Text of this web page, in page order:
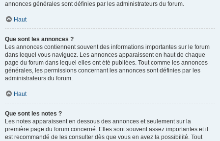
annonces générales sont définies par les administrateurs du forum.
Haut
Que sont les annonces ?
Les annonces contiennent souvent des informations importantes sur le forum
dans lequel vous naviguez. Les annonces apparaissent en haut de chaque
page du forum dans lequel elles ont été publiées. Tout comme les annonces
générales, les permissions concernant les annonces sont définies par les
administrateurs du forum.
Haut
Que sont les notes ?
Les notes apparaissent en dessous des annonces et seulement sur la
première page du forum concerné. Elles sont souvent assez importantes et il
est recommandé de les consulter dès que vous en avez la possibilité. Tout